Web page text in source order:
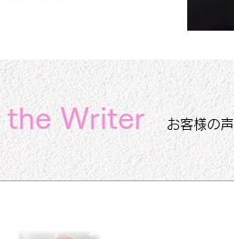
Writer お客様の声